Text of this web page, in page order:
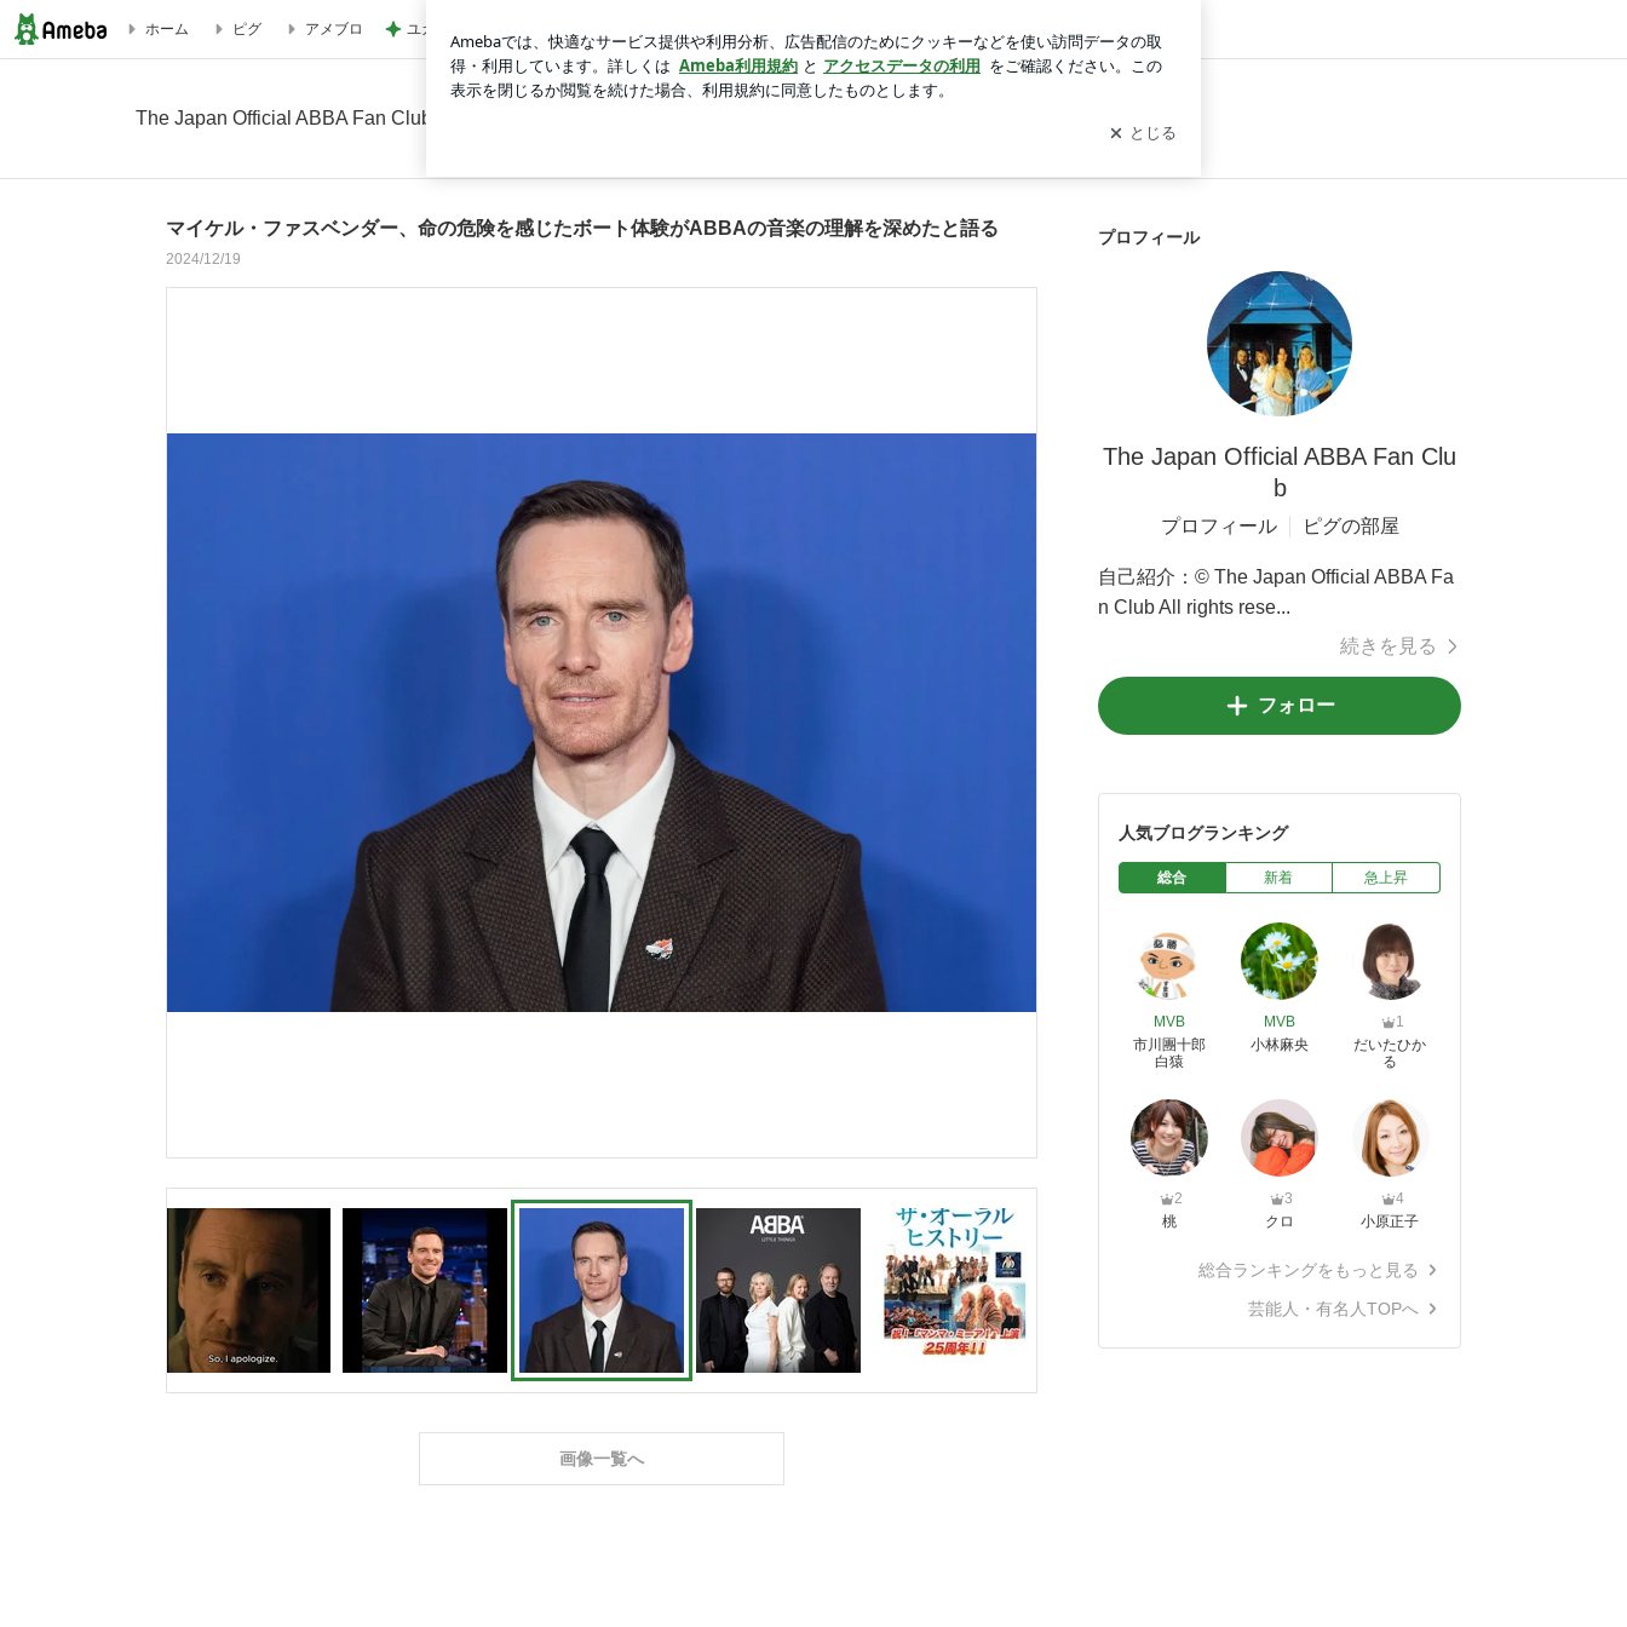
マイケル・ファスベンダー、命の危険を感じたボート体験がABBAの音楽の理解を深めたと語るの画像 3枚中3枚目
ホーム ピグ アメブロ ユカイ 隣の人から貰ったプレゼント
The Japan Official ABBA Fan Club
マイケル・ファスベンダー、命の危険を感じたボート体験がABBAの音楽の理解を深めたと語る
2024/12/19
画像一覧へ
プロフィール
The Japan Official ABBA Fan Clu
b
プロフィール ピグの部屋
自己紹介： © The Japan Official ABBA Fa
n Club All rights rese...
続きを見る
フォロー
人気ブログランキング
総合 新着 急上昇
MVB
市川團十郎
白猿
MVB
小林麻央
1
だいたひか
る
2
桃
3
クロ
4
小原正子
総合ランキングをもっと見る
芸能人・有名人TOPへ